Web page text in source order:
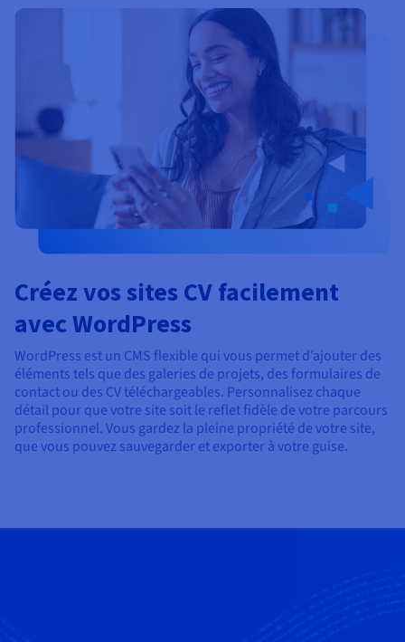
Créez vos sites CV facilement
avec WordPress
WordPress est un CMS flexible qui vous permet d’ajouter des
éléments tels que des galeries de projets, des formulaires de
contact ou des CV téléchargeables. Personnalisez chaque
détail pour que votre site soit le reflet fidèle de votre parcours
professionnel. Vous gardez la pleine propriété de votre site,
que vous pouvez sauvegarder et exporter à votre guise.